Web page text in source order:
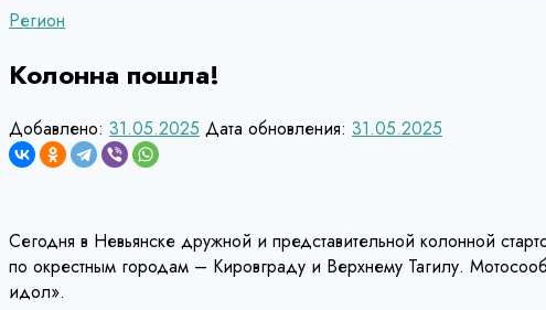
Регион
Колонна пошла!
Добавлено: 31.05.2025 Дата обновления: 31.05.2025
Сегодня в Невьянске дружной и представительной колонной
по окрестным городам – Кировграду и Верхнему Тагилу.
идол».